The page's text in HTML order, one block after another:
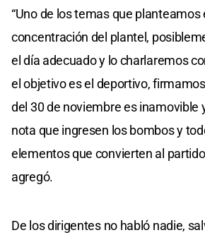
“Uno de los temas que planteamos
concentración del plantel,
el día adecuado y lo charlaremos
el objetivo es el deportivo,
del 30 de noviembre es inamovible
nota que ingresen los bombos y
elementos que convierten al
agregó.
De los dirigentes no habló nadie,